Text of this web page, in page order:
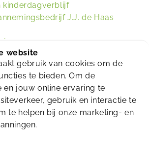
kinderdagverblijf
J.J. de Haas
Rijnmond
website
gebruik van cookies om de
te bieden. Om de
en jouw online ervaring te
gebruik en interactie te
te helpen bij onze marketing- en